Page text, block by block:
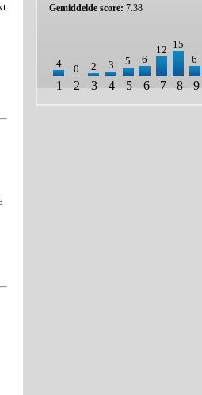
Gemiddelde score: 7.38
4 0 2 3 5 6
12 15
6
1 2 3 4 5 6 7 8 9